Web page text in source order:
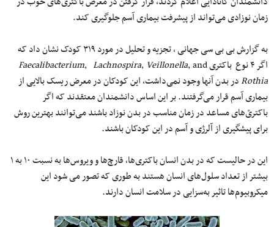
زمان نوزادی می‌تواند از پیشرفت بیماری آسم جلوگیری کند.
به گزارش بی بی سی جهانی ، تجزیه و تحلیل در مورد ۳۱۹ کودک نشان داد که
اگر ۴ نوع باکتری
Faecalibacterium, Lachnospira, Veillonella, and
Rothiaدر بدن آنها وجود نمی‌داشت، این کودکان در معرض ریسک بالایی از
بیماری آسم قرار می‌گرفتند. بر این اساس دانشمندان معتقدند که اگر
باکتری‌ّهای مساعد در زمان مناسب در بدن نوزاد باشند می‌توانند بهترین روش
برای پیشگیری از آلرژی و آسم در این کودکان باشند.
این در حالیست که در بدن انسان باکتری‌ها، قارچ‌ها و ویروس‌ها به نسبت ۱۰ به ۱
بیشتر از تعداد سلول‌های انسان هستند به طوری که تصور می شود این
میکروبیوم‌ها تاثیر به‌سزایی در سلامت انسان دارند.